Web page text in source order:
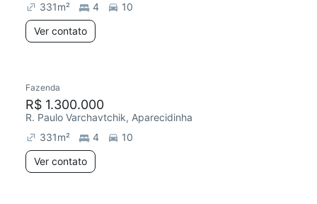
331m² 4
10
Ver contato
Fazenda
R$ 1.300.000
R. Paulo Varchavtchik, Aparecidinha
331m² 4
10
Ver contato